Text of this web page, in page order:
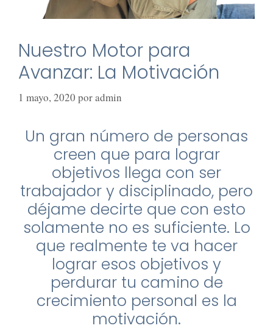
Nuestro Motor para
Avanzar: La Motivación
1 mayo, 2020 poradmin
Un gran número de personas
creen que para lograr
objetivos llega con ser
trabajador y disciplinado, pero
déjame decirte que con esto
solamente no es suficiente. Lo
que realmente te va hacer
lograr esos objetivos y
perdurar tu camino de
crecimiento personal es la
motivación.